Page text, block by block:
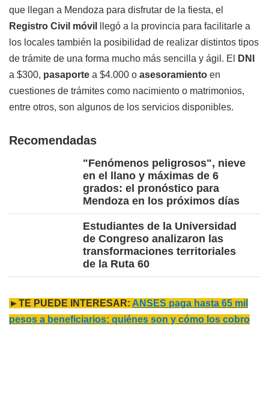
que llegan a Mendoza para disfrutar de la fiesta, el
Registro Civil móvil
llegó a la provincia para facilitarle a
los locales también la posibilidad de realizar distintos tipos
de trámite de una forma mucho más sencilla y ágil. El
DNI
a $300, pasaporte a $4.000 o asesoramiento en
cuestiones de trámites como nacimiento o matrimonios,
entre otros, son algunos de los servicios disponibles.
Recomendadas
"Fenómenos peligrosos", nieve
en el llano y máximas de 6
grados: el pronóstico para
Mendoza en los próximos días
Estudiantes de la Universidad
de Congreso analizaron las
transformaciones territoriales
de la Ruta 60
►TE PUEDE INTERESAR: ANSES paga hasta 65 mil
pesos a beneficiarios: quiénes son y cómo los cobro